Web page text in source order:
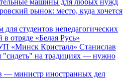
машины для любых нужд
рынок: место, куда хочется
для студентов непедагогических
в отряде «Белая Русь»
«Минск Кристалл» Станислав
"сидеть" на традициях — нужно
— министр иностранных дел